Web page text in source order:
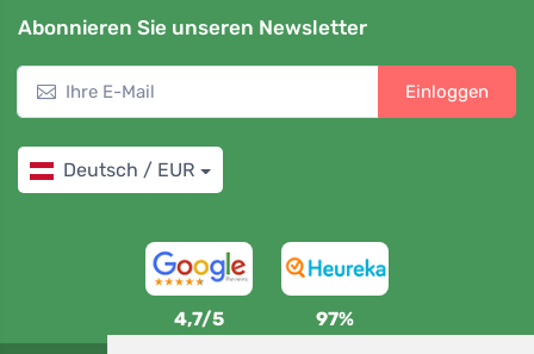
Abonnieren Sie unseren Newsletter
Einloggen
Deutsch / EUR
4,7/5 97%